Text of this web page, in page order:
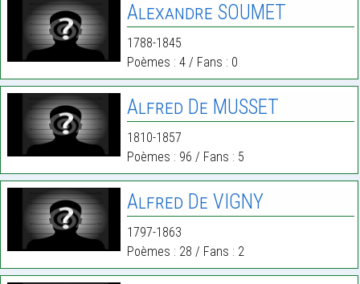
Alexandre SOUMET
1788-1845
Poèmes : 4 / Fans : 0
Alfred De MUSSET
1810-1857
Poèmes : 96 / Fans : 5
Alfred De VIGNY
1797-1863
Poèmes : 28 / Fans : 2